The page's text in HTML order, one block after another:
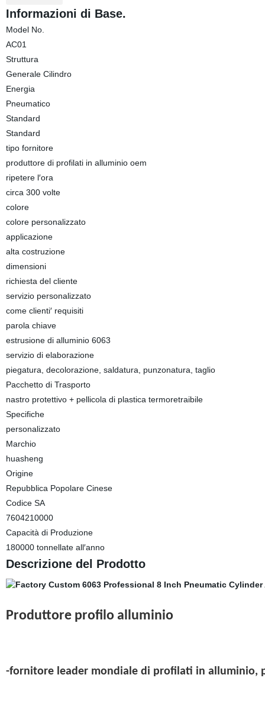
Informazioni di Base.
Model No.
AC01
Struttura
Generale Cilindro
Energia
Pneumatico
Standard
Standard
tipo fornitore
produttore di profilati in alluminio oem
ripetere l′ora
circa 300 volte
colore
colore personalizzato
applicazione
alta costruzione
dimensioni
richiesta del cliente
servizio personalizzato
come clienti′ requisiti
parola chiave
estrusione di alluminio 6063
servizio di elaborazione
piegatura, decolorazione, saldatura, punzonatura, taglio
Pacchetto di Trasporto
nastro protettivo + pellicola di plastica termoretraibile
Specifiche
personalizzato
Marchio
huasheng
Origine
Repubblica Popolare Cinese
Codice SA
7604210000
Capacità di Produzione
180000 tonnellate all′anno
Descrizione del Prodotto
Produttore profilo alluminio
-fornitore leader mondiale di profilati in alluminio,